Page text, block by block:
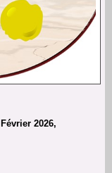
2026,